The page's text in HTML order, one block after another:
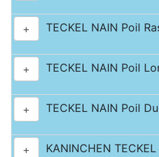
+ TECKEL NAIN Poil
+ TECKEL NAIN Poil
+ TECKEL NAIN Poil
+ KANINCHEN